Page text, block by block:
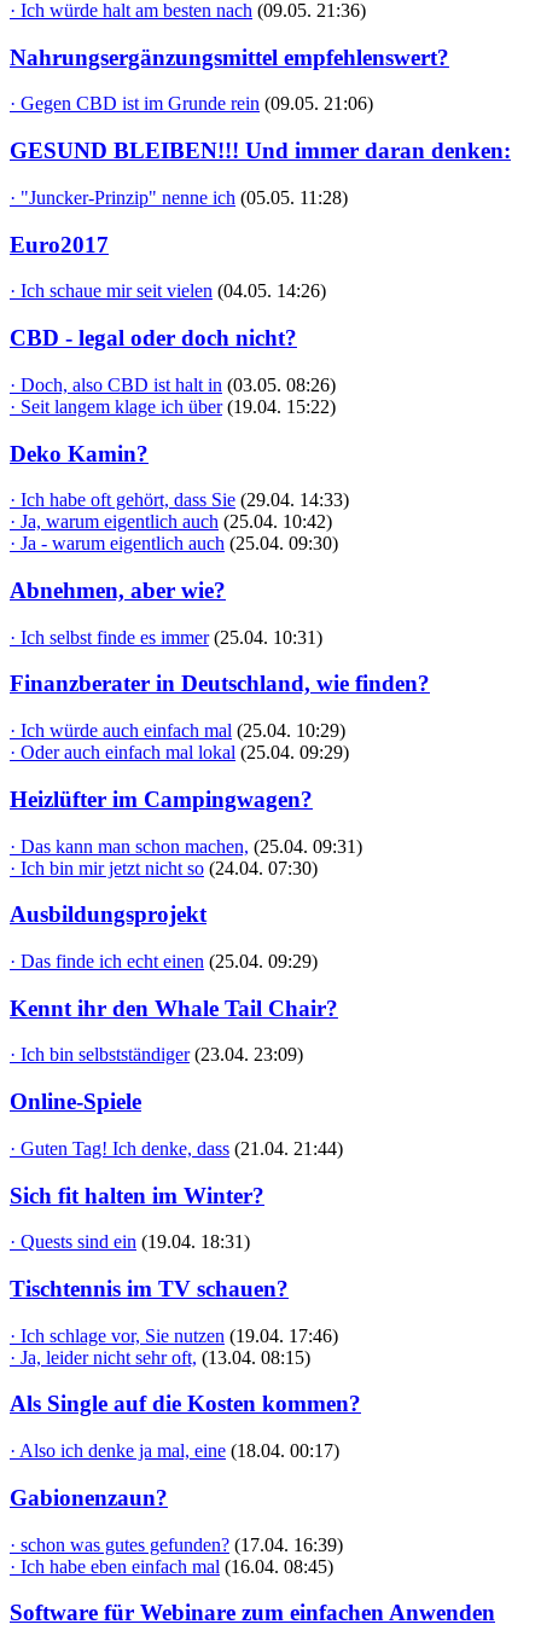
· Ich würde halt am besten nach (09.05. 21:36)
Nahrungsergänzungsmittel empfehlenswert?
· Gegen CBD ist im Grunde rein (09.05. 21:06)
GESUND BLEIBEN!!! Und immer daran denken:
· "Juncker-Prinzip" nenne ich (05.05. 11:28)
Euro2017
· Ich schaue mir seit vielen (04.05. 14:26)
CBD - legal oder doch nicht?
· Doch, also CBD ist halt in (03.05. 08:26)
· Seit langem klage ich über (19.04. 15:22)
Deko Kamin?
· Ich habe oft gehört, dass Sie (29.04. 14:33)
· Ja, warum eigentlich auch (25.04. 10:42)
· Ja - warum eigentlich auch (25.04. 09:30)
Abnehmen, aber wie?
· Ich selbst finde es immer (25.04. 10:31)
Finanzberater in Deutschland, wie finden?
· Ich würde auch einfach mal (25.04. 10:29)
· Oder auch einfach mal lokal (25.04. 09:29)
Heizlüfter im Campingwagen?
· Das kann man schon machen, (25.04. 09:31)
· Ich bin mir jetzt nicht so (24.04. 07:30)
Ausbildungsprojekt
· Das finde ich echt einen (25.04. 09:29)
Kennt ihr den Whale Tail Chair?
· Ich bin selbstständiger (23.04. 23:09)
Online-Spiele
· Guten Tag! Ich denke, dass (21.04. 21:44)
Sich fit halten im Winter?
· Quests sind ein (19.04. 18:31)
Tischtennis im TV schauen?
· Ich schlage vor, Sie nutzen (19.04. 17:46)
· Ja, leider nicht sehr oft, (13.04. 08:15)
Als Single auf die Kosten kommen?
· Also ich denke ja mal, eine (18.04. 00:17)
Gabionenzaun?
· schon was gutes gefunden? (17.04. 16:39)
· Ich habe eben einfach mal (16.04. 08:45)
Software für Webinare zum einfachen Anwenden